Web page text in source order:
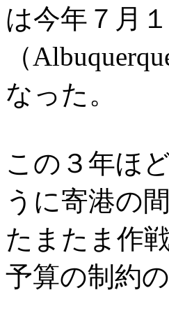
は今年７月
（
なった。
この３年ほ
うに寄港の
たまたま作
予算の制約